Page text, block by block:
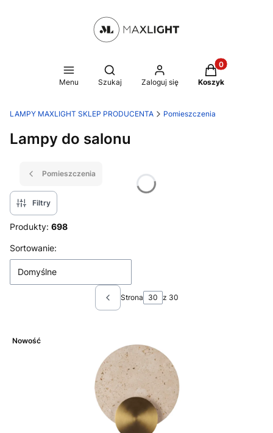
Menu
Otwórz wyszukiwarkę
Szukaj Zaloguj się
Produkty w
Koszyk
LAMPY MAXLIGHT SKLEP PRODUCENTA Pomieszczenia
Lampy do salonu
Pomieszczenia
Filtry
Produkty: 698
Lista produktów
Sortowanie:
Domyślne
Poprzednie produkty
Strona z 30
Nowość